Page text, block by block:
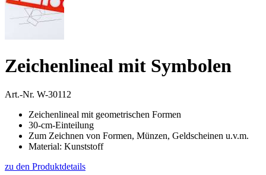
Zeichenlineal mit Symbolen
Art.-Nr. W-30112
Zeichenlineal mit geometrischen Formen
30-cm-Einteilung
Zum Zeichnen von Formen, Münzen, Geldscheinen u.v.m.
Material: Kunststoff
zu den Produktdetails